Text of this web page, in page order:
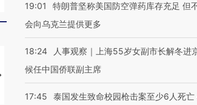
育部长拱下台
飞
【推广】走进第四届链博
有意思的生活方式·第三对
住
19:01
特朗普坚称美国防空弹药库存充足 但
会向乌克兰提供更多
18:24
人事观察｜上海55岁女副市长解冬进
候任中国侨联副主席
17:45
泰国发生致命校园枪击案至少6人死亡